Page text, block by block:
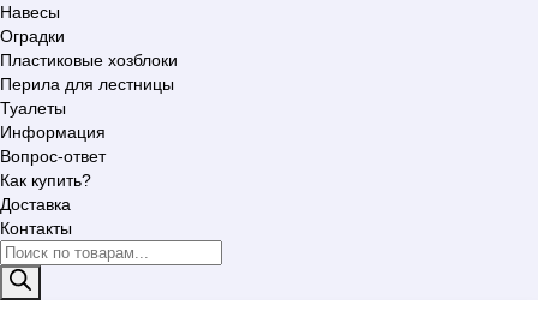
Навесы
Оградки
Пластиковые хозблоки
Перила для лестницы
Туалеты
Информация
Вопрос-ответ
Как купить?
Доставка
Контакты
Поиск
товаров